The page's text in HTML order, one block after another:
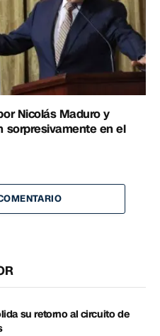
Nicolás Maduro y
sorpresivamente en el
su retorno al circuito de